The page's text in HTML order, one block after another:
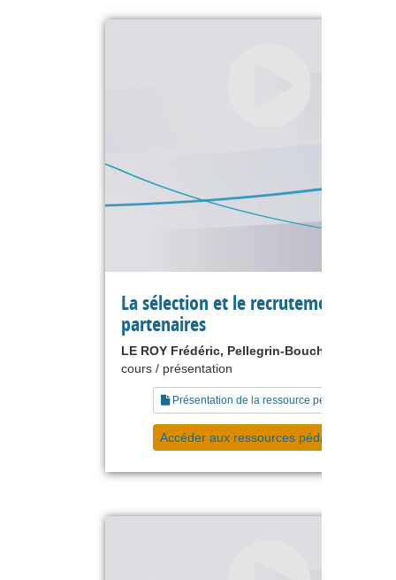
La sélection et le recrutement de
partenaires
LE ROY Frédéric, Pellegrin-Boucher Estelle
cours / présentation
Présentation de la ressource pédagogique
Accéder aux ressources pédagogiques